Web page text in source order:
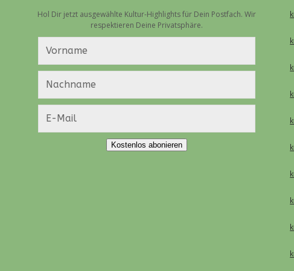
Hol Dir jetzt ausgewählte Kultur-Highlights für Dein Postfach. Wir
respektieren Deine Privatsphäre.
Kostenlos abonieren